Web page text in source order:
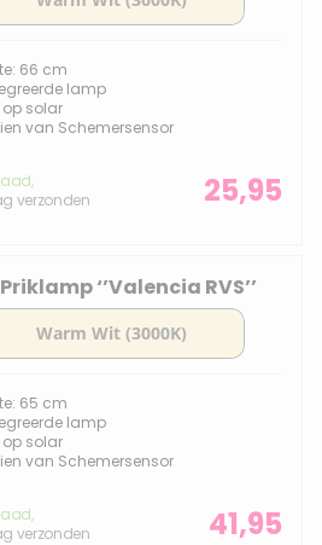
66 cm
lamp
op solar
van Schemersensor
verzonden
25,95
‘’Valencia RVS’’
65 cm
lamp
op solar
van Schemersensor
verzonden
41,95